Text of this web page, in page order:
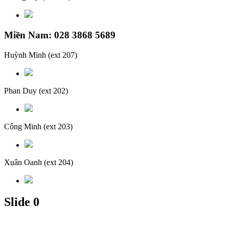
Miền Nam: 028 3868 5689
Huỳnh Minh (ext 207)
Phan Duy (ext 202)
Công Minh (ext 203)
Xuân Oanh (ext 204)
Slide 0